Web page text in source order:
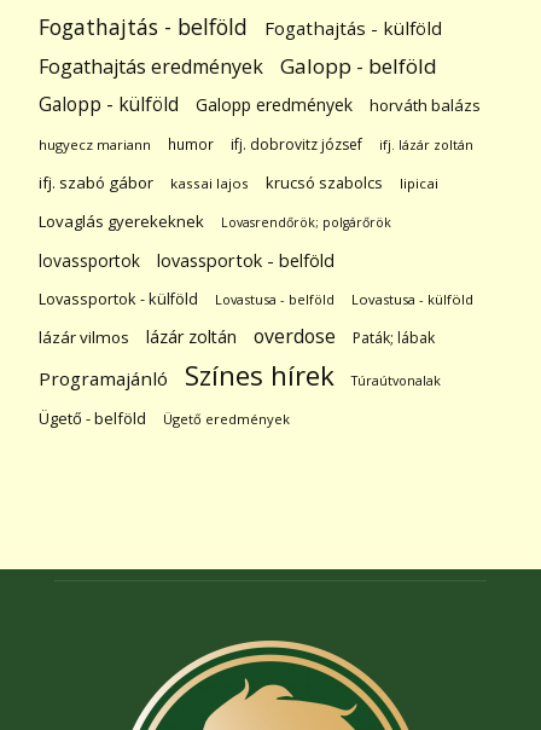
Fogathajtás - belföld Fogathajtás - külföld
Fogathajtás eredmények Galopp - belföld
Galopp - külföld Galopp eredmények horváth balázs
hugyecz mariann humor ifj. dobrovitz józsef ifj. lázár zoltán
ifj. szabó gábor kassai lajos krucsó szabolcs lipicai
Lovaglás gyerekeknek Lovasrendőrök; polgárőrök
lovassportok lovassportok - belföld
Lovassportok - külföld Lovastusa - belföld Lovastusa - külföld
lázár vilmos lázár zoltán overdose Paták; lábak
Programajánló Színes hírek Túraútvonalak
Ügető - belföld Ügető eredmények